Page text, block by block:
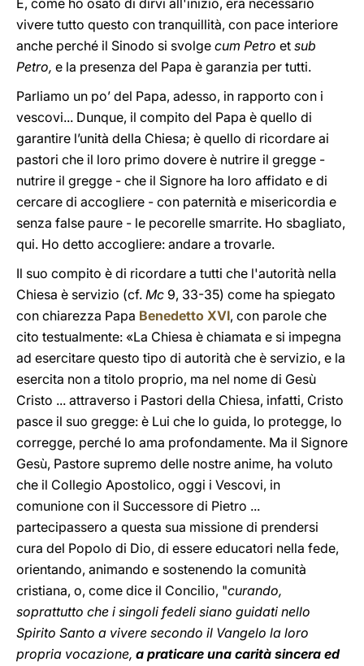
E, come ho osato di dirvi all'inizio, era necessario
vivere tutto questo con tranquillità, con pace interiore
anche perché il Sinodo si svolge cum Petro et sub
Petro, e la presenza del Papa è garanzia per tutti.
Parliamo un po’ del Papa, adesso, in rapporto con i
vescovi... Dunque, il compito del Papa è quello di
garantire l’unità della Chiesa; è quello di ricordare ai
pastori che il loro primo dovere è nutrire il gregge -
nutrire il gregge - che il Signore ha loro affidato e di
cercare di accogliere - con paternità e misericordia e
senza false paure - le pecorelle smarrite. Ho sbagliato,
qui. Ho detto accogliere: andare a trovarle.
Il suo compito è di ricordare a tutti che l'autorità nella
Chiesa è servizio (cf. Mc 9, 33-35) come ha spiegato
con chiarezza Papa Benedetto XVI, con parole che
cito testualmente: «La Chiesa è chiamata e si impegna
ad esercitare questo tipo di autorità che è servizio, e la
esercita non a titolo proprio, ma nel nome di Gesù
Cristo ... attraverso i Pastori della Chiesa, infatti, Cristo
pasce il suo gregge: è Lui che lo guida, lo protegge, lo
corregge, perché lo ama profondamente. Ma il Signore
Gesù, Pastore supremo delle nostre anime, ha voluto
che il Collegio Apostolico, oggi i Vescovi, in
comunione con il Successore di Pietro ...
partecipassero a questa sua missione di prendersi
cura del Popolo di Dio, di essere educatori nella fede,
orientando, animando e sostenendo la comunità
cristiana, o, come dice il Concilio, "curando,
soprattutto che i singoli fedeli siano guidati nello
Spirito Santo a vivere secondo il Vangelo la loro
propria vocazione, a praticare una carità sincera ed